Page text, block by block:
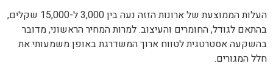
העלות הממוצעת של ארונות הזזה נעה בין 3,000 ל-15,000 שקלים,
בהתאם לגודל, החומרים והעיצוב. למרות המחיר הראשוני, מדובר
בהשקעה אסטרטגית לטווח ארוך המשדרגת באופן משמעותי את
חלל המגורים.